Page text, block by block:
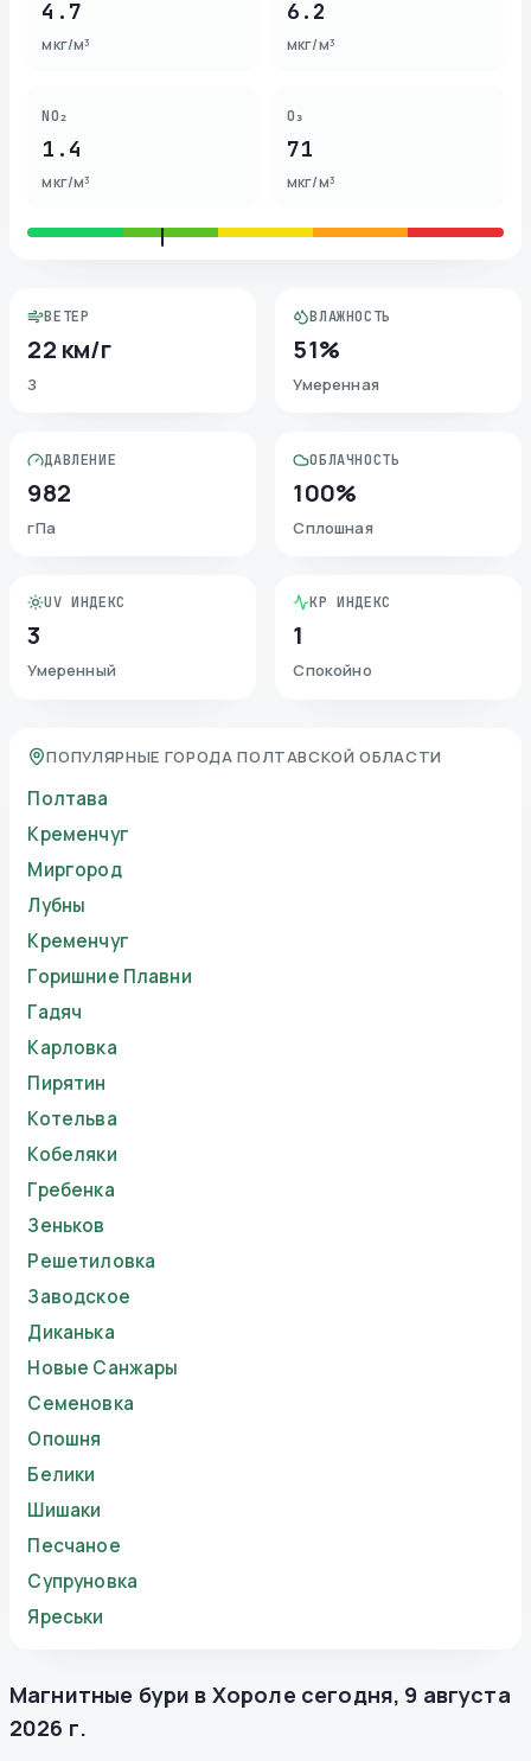
4.7
мкг/м³
6.2
мкг/м³
NO₂
1.4
мкг/м³
O₃
71
мкг/м³
ВЕТЕР
22 км/г
З
ВЛАЖНОСТЬ
51%
Умеренная
ДАВЛЕНИЕ
982
гПа
ОБЛАЧНОСТЬ
100%
Сплошная
UV ИНДЕКС
3
Умеренный
KP ИНДЕКС
1
Спокойно
ПОПУЛЯРНЫЕ ГОРОДА ПОЛТАВСКОЙ ОБЛАСТИ
Полтава
Кременчуг
Миргород
Лубны
Кременчуг
Горишние Плавни
Гадяч
Карловка
Пирятин
Котельва
Кобеляки
Гребенка
Зеньков
Решетиловка
Заводское
Диканька
Новые Санжары
Семеновка
Опошня
Белики
Шишаки
Песчаное
Супруновка
Яреськи
Магнитные бури в Хороле сегодня, 9 августа
2026 г.